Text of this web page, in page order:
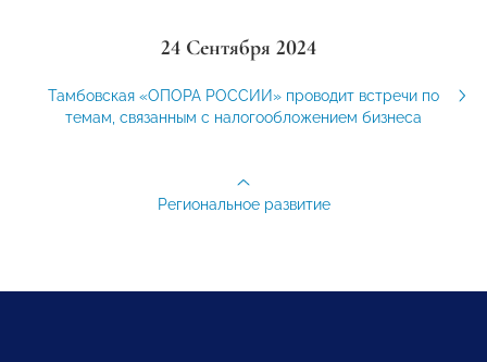
24 Сентября 2024
Тамбовская «ОПОРА РОССИИ» проводит встречи по
темам, связанным с налогообложением бизнеса
Региональное развитие